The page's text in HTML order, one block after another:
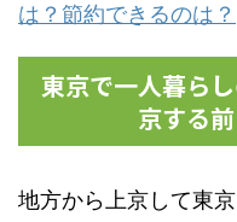
は？節約できるのは？
東京で一人暮ら
京する
地方から上京して東